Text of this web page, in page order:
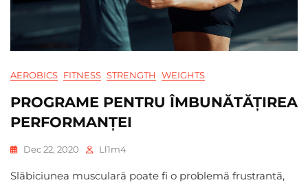
AEROBICS FITNESS STRENGTH WEIGHTS
PROGRAME PENTRU ÎMBUNĂTĂȚIREA
PERFORMANȚEI
Dec 22, 2020 Ll1m4
Slăbiciunea musculară poate fi o problemă frustrantă,